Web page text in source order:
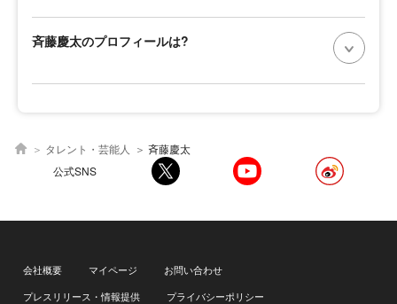
斉藤慶太のプロフィールは?
タレント・芸能人
斉藤慶太
公式SNS
会社概要 マイページ
お問い合わせ
プレスリリース・情報提供
プライバシーポリシー